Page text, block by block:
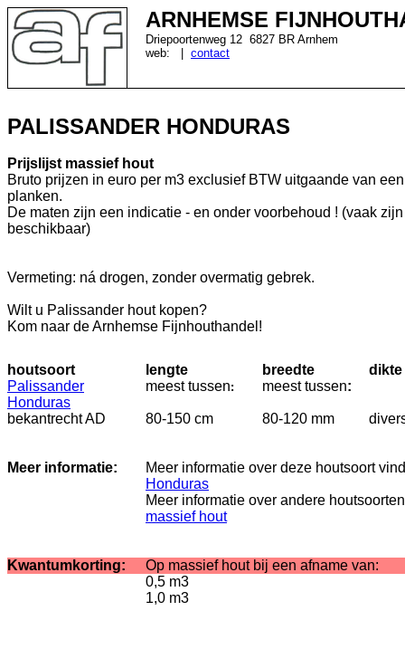
ARNHEMSE
Driepoortenweg 12 6827 BR Arnhem
web:
contact
PALISSANDER HONDURAS
Prijslijst massief hout
Bruto prijzen in euro per m3 exclusief BTW uitgaande van
planken.
De maten zijn een indicatie - en onder voorbehoud ! (vaak
beschikbaar)
Vermeting: ná drogen, zonder overmatig gebrek.
Wilt u Palissander hout kopen?
Kom naar de Arnhemse Fijnhouthandel!
houtsoort
Palissander
Honduras
lengte
meest tussen:
breedte
meest tussen:
dikte
bekantrecht AD 80-150 cm 80-120 mm
Meer informatie:
Meer informatie over deze houtsoort
Honduras
Meer informatie over andere
massief hout
Kwantumkorting:
Op massief hout bij een afname van:
0,5 m3
1,0 m3